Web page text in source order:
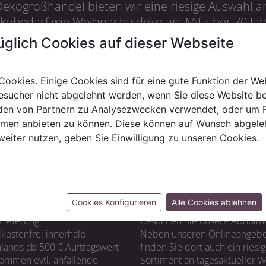
bieten wir eine riesige Auswahl
wie Weihnachtsdeko an. Mit über 70
und Stilbewußtsein. Dank unserer
zu einem hervorragenden Preis-
und stöbern Sie in über 5000 ausgesuchten
Firmenseite besuchen
innerhalb
ab 500 € Auftragswert
evtl. anfallende
CASH & CARRY
Besuchen Sie unsere
Neben unseren
finden Sie dort auch ein
Sortiment an tagesaktueller
Cookies auf dieser Webseite
Einige Cookies sind für eine gute Funktion der
nicht abgelehnt werden, wenn Sie diese Website
von Partnern zu Analysezwecken verwendet, oder um
anbieten zu können. Diese können auf Wunsch
nutzen, geben Sie Einwilligung zu unseren Cookies.
Cookies Konfigurieren Alle Cookies ablehnen